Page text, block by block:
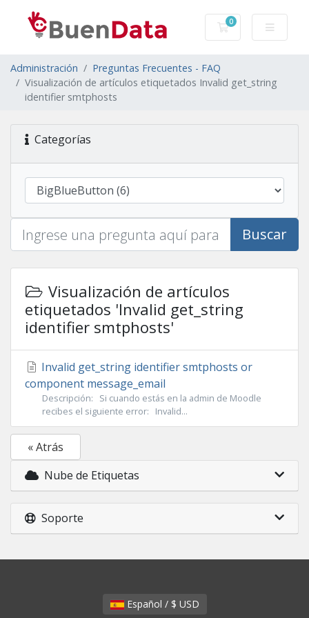
0
Carro de Pedidos
Administración
Preguntas Frecuentes - FAQ
Visualización de artículos etiquetados Invalid get_string
identifier smtphosts
Categorías
Buscar
Visualización de artículos
etiquetados 'Invalid get_string
identifier smtphosts'
Invalid get_string identifier smtphosts or
component message_email
Descripción: Si cuando estás en la admin de Moodle
recibes el siguiente error: Invalid...
« Atrás
Nube de Etiquetas
Soporte
Español / $ USD